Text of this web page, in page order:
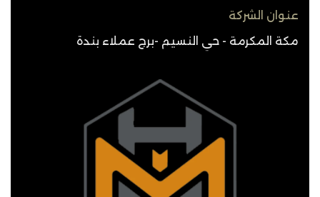
عنوان الشركة
مكة المكرمة - حي النسيم -برج عملاء بندة